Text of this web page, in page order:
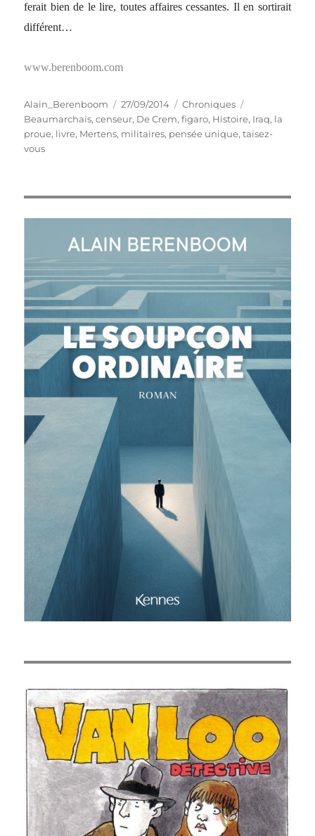
ferait bien de le lire, toutes affaires cessantes. Il en sortirait
différent…
www.berenboom.com
Auteur
Alain_Berenboom
Publié
le
27/09/2014 Catégories
Chroniques
Beaumarchais,censeur, De Crem,figaro, Histoire, Iraq, la
proue, livre, Mertens, militaires, pensée unique,taisez-
vous